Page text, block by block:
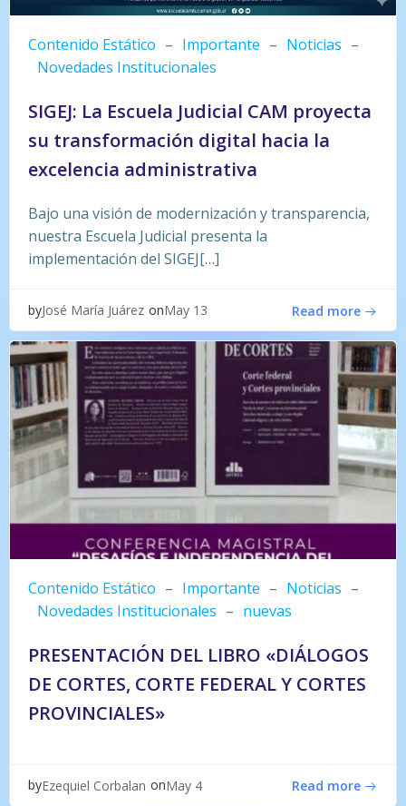
Contenido Estático – Importante – Noticias –
Novedades Institucionales
SIGEJ: La Escuela Judicial CAM proyecta
su transformación digital hacia la
excelencia administrativa
Bajo una visión de modernización y transparencia,
nuestra Escuela Judicial presenta la
implementación del SIGEJ[…]
byJosé María Juárez onMay 13 Read more
Contenido Estático – Importante – Noticias –
Novedades Institucionales – nuevas
PRESENTACIÓN DEL LIBRO «DIÁLOGOS
DE CORTES, CORTE FEDERAL Y CORTES
PROVINCIALES»
byEzequiel Corbalan onMay 4 Read more